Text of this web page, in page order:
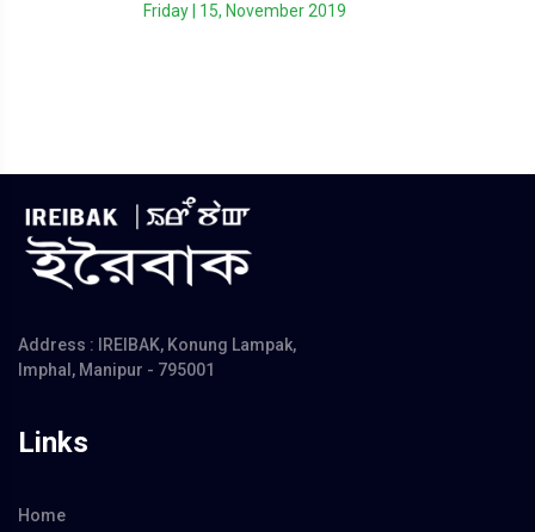
Friday | 15, November 2019
Address : IREIBAK, Konung Lampak,
Imphal, Manipur - 795001
Links
Home